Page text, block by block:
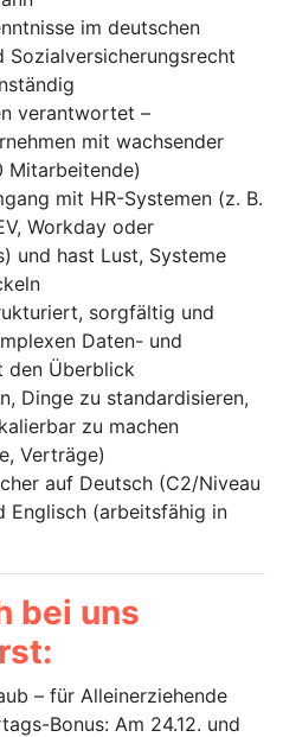
im deutschen
Sozialversicherungsrecht
verantwortet –
mit wachsender
Mitarbeitende)
mit HR-Systemen (z. B.
Workday oder
und hast Lust, Systeme
sorgfältig und
Daten- und
den Überblick
Dinge zu standardisieren,
zu machen
Verträge)
auf Deutsch (C2/Niveau
Englisch (arbeitsfähig in
bei uns
– für Alleinerziehende
Bonus: Am 24.12. und